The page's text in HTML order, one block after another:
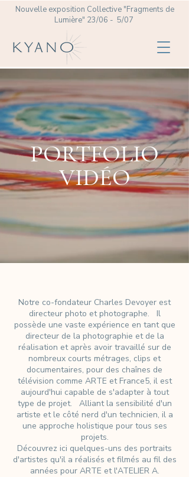
Nouvelle exposition Collective "Fragments de
Lumière" 23/06 - 5/07
PORTFOLIO
VIDÉO
Notre co-fondateur Charles Devoyer est
directeur photo et photographe. Il
possède une vaste expérience en tant que
directeur de la photographie et de la
réalisation et après avoir travaillé sur de
nombreux courts métrages, clips et
documentaires, pour des chaînes de
télévision comme ARTE et France5, il est
aujourd'hui capable de s'adapter à tout
type de projet. Alliant la sensibilité d'un
artiste et le côté nerd d'un technicien, il a
une approche holistique pour tous ses
projets.
Découvrez ici quelques-uns des portraits
d'artistes qu'il a réalisés et filmés au fil des
années pour ARTE et l'ATELIER A.